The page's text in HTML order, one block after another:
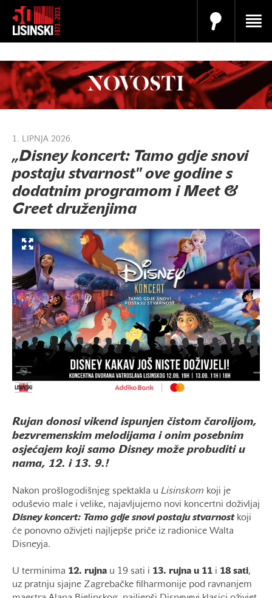
NOVOSTI
1. LIPNJA 2026.
„Disney koncert: Tamo gdje snovi
postaju stvarnost" ove godine s
dodatnim programom i Meet &
Greet druženjima
Rujan donosi vikend ispunjen čistom čarolijom,
bezvremenskim melodijama i onim posebnim
osjećajem koji samo Disney može probuditi u
nama, 12. i 13. 9.!
Nakon prošlogodišnjeg spektakla u Lisinskom koji je
oduševio male i velike, najavljujemo novi koncertni doživljaj
Disney koncert: Tamo gdje snovi postaju stvarnostkoji
će ponovno oživjeti najljepše priče iz radionice Walta
Disneyja.
U terminima 12. rujna u 19 sati i 13. rujna u 11 i 18 sati,
uz pratnju sjajne Zagrebačke filharmonije pod ravnanjem